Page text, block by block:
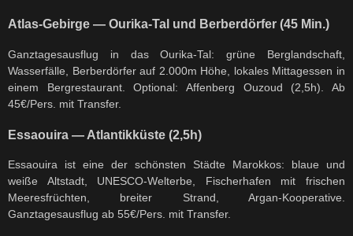
Atlas-Gebirge — Ourika-Tal und Berberdörfer (45 Min.)
Ganztagesausflug in das Ourika-Tal: grüne Berglandschaft,
Wasserfälle, Berberdörfer auf 2.000m Höhe, lokales Mittagessen in
einem Bergrestaurant. Optional: Affenberg Ouzoud (2,5h). Ab
45€/Pers. mit Transfer.
Essaouira — Atlantikküste (2,5h)
Essaouira ist eine der schönsten Städte Marokkos: blaue und
weiße Altstadt, UNESCO-Welterbe, Fischerhafen mit frischen
Meeresfrüchten, breiter Strand, Argan-Kooperative.
Ganztagesausflug ab 55€/Pers. mit Transfer.